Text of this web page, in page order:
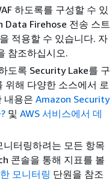
하도록를 구성할 수 있
Data Firehose 전송 스트
적용할 수 있습니다. 자
참조하십시오.
도록 Security Lake를 구
위해 다양한 소스에서 로
내용은 Amazon Security
및 AWS 서비스에서 데
니터링하려는 모든 항목
콘솔을 통해 지표를 볼
모니터링 단원을 참조